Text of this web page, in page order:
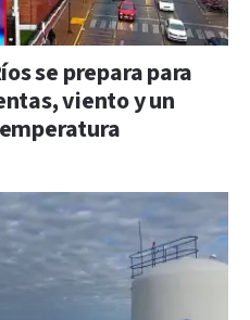
se prepara para
viento y un